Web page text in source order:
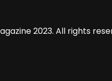
2023. All rights